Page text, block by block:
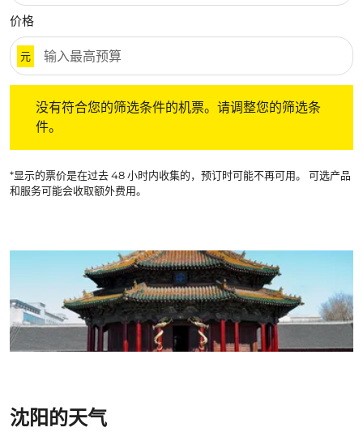
价格
元
没有符合您的筛选条件的机票。请调整您的筛选条
件。
*显示的票价是在过去 48 小时内收集的，预订时可能不再可用。 可选产品
和服务可能会收取额外费用。
沈阳的天气